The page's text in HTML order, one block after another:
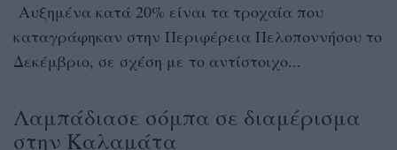
Αυξημένα κατά 20% είναι τα τροχαία που
καταγράφηκαν στην Περιφέρεια Πελοποννήσου το
Δεκέμβριο, σε σχέση με το αντίστοιχο...
Λαμπάδιασε σόμπα σε διαμέρισμα
στην Καλαμάτα